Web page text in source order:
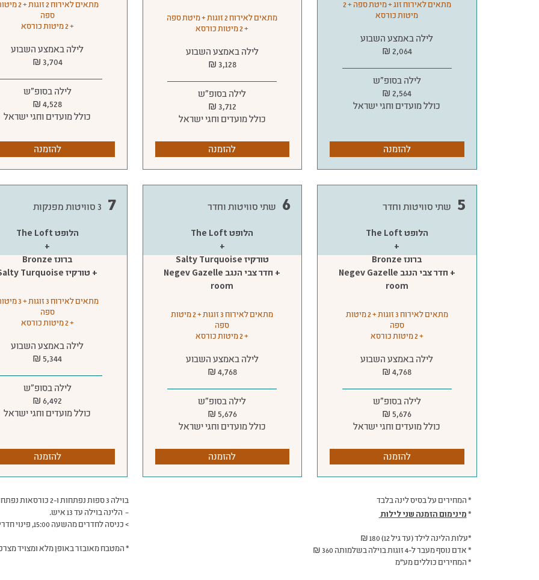
מתאים לאירוח זוג + מיטת ספה + 2
מיטות כורסא
לילה באמצע השבוע
2,064 ₪
לילה בסופ״ש
2,564 ₪
כולל מועדים וחגי ישראל
להזמנה
מתאים לאירוח 2 זוגות + מיטת ספה
+ 2 מיטות כורסא
לילה באמצע השבוע
3,128 ₪
לילה בסופ״ש
3,712 ₪
כולל מועדים וחגי ישראל
להזמנה
מתאים לאירוח 2 זוגות +
ספה
+ 2 מיטות כורסא
לילה באמצע השבוע
3,704 ₪
לילה בסופ״ש
4,528 ₪
כולל מועדים וחגי ישראל
להזמנה
5 שתי סוויטות וחדר
הלופט The Loft
+
ברונז Bronze
+ חדר צבי הנגב Negev Gazelle
room
מתאים לאירוח 3 זוגות + 2 מיטות
ספה
+ 2 מיטות כורסא
לילה באמצע השבוע
4,768 ₪
לילה בסופ״ש
5,676 ₪
כולל מועדים וחגי ישראל
להזמנה
6 שתי סוויטות וחדר
הלופט The Loft
+
טורקיז Salty Turquoise
+ חדר צבי הנגב Negev Gazelle
room
מתאים לאירוח 3 זוגות + 2 מיטות
ספה
+ 2 מיטות כורסא
לילה באמצע השבוע
4,768 ₪
לילה בסופ״ש
5,676 ₪
כולל מועדים וחגי ישראל
להזמנה
7
הלופט The Loft
+
ברונז Bronze
+ טורקיז Salty Turquoise
מתאים לאירוח 3 זוגות +
ספה
+ 2 מיטות כורסא
לילה באמצע השבוע
5,344 ₪
לילה בסופ״ש
6,492 ₪
כולל מועדים וחגי ישראל
להזמנה
* המחירים על בסיס לינה בלבד
*מינימום הזמנה שני לילות
*עלות הלינה לילד (עד גיל 12) 180 ₪
* אדם נוסף מעבר ל-4 זוגות בוילה בשלמותה 360 ₪
* המחירים כוללים מע"מ
בוילה 3 ספות נפתחות ו-2 כורסאות נפתחות המאפשרות לינת עד 5 אורחים נוספים.
– הלינה בוילה עד 13 איש.
> כניסה לחדרים מהשעה 15:00, פינוי חדרים עד השעה 11:00, בשבת עזיבה ב 14:00.
* המטבח מאובזר באופן מלא ומצויד